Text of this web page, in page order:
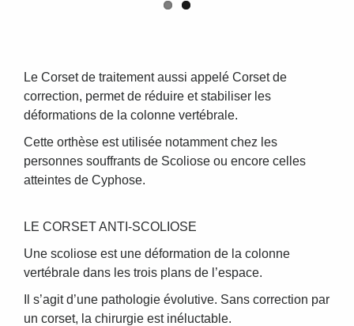
Le Corset de traitement aussi appelé Corset de
correction, permet de réduire et stabiliser les
déformations de la colonne vertébrale.
Cette orthèse est utilisée notamment chez les
personnes souffrants de Scoliose ou encore celles
atteintes de Cyphose.
LE CORSET ANTI-SCOLIOSE
Une scoliose est une déformation de la colonne
vertébrale dans les trois plans de l’espace.
Il s’agit d’une pathologie évolutive. Sans correction par
un corset, la chirurgie est inéluctable.